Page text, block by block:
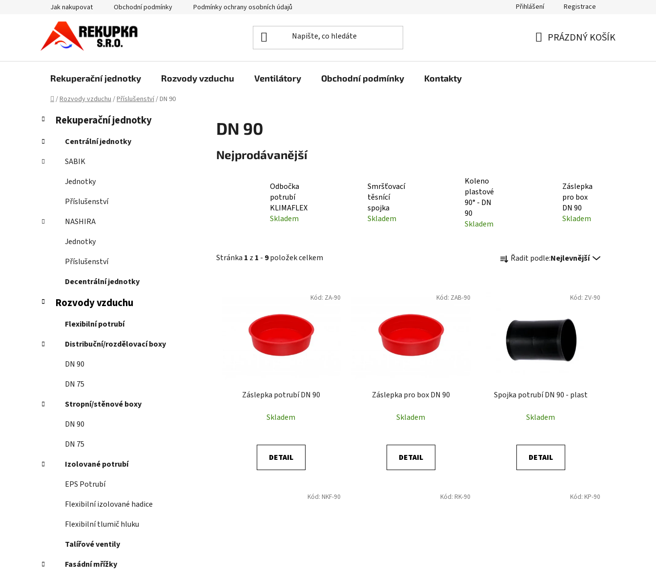
Jak nakupovat Obchodní podmínky Podmínky ochrany osobních údajů Přihlášení Registrace
PRÁZDNÝ KOŠÍK
Rekuperační jednotky Rozvody vzduchu Ventilátory Obchodní podmínky Kontakty
Domů
/Rozvody vzduchu/Příslušenství/DN 90
P
s
r
í
Přeskočit
kategorie
K
a
e
g
Rekuperační jednotky
Centrální jednotky
SABIK
Jednotky
Příslušenství
NASHIRA
Jednotky
Příslušenství
Decentrální jednotky
Rozvody vzduchu
Flexibilní potrubí
Distribuční/rozdělovací boxy
DN 90
DN 75
Stropní/stěnové boxy
DN 90
DN 75
Izolované potrubí
EPS Potrubí
Flexibilní izolované hadice
Flexibilní tlumič hluku
Talířové ventily
Fasádní mřížky
DN 90
Nejprodávanější
Odbočka
potrubí
KLIMAFLEX
Skladem
Smršťovací
těsnící
spojka
Skladem
Koleno
plastové
90° - DN
90
Skladem
Záslepka
pro box
DN 90
Skladem
Stránka 1 z 1 - 9položek celkem
a
k
Řadit podle:Nejlevnější
Záslepka potrubí DN 90
Skladem
DETAIL
Kód: ZA-90
Záslepka pro box DN 90
Skladem
DETAIL
Kód: ZAB-90
Spojka potrubí DN 90 - plast
Skladem
DETAIL
Kód: ZV-90
Kód: NKF-90 Kód: RK-90 Kód: KP-90